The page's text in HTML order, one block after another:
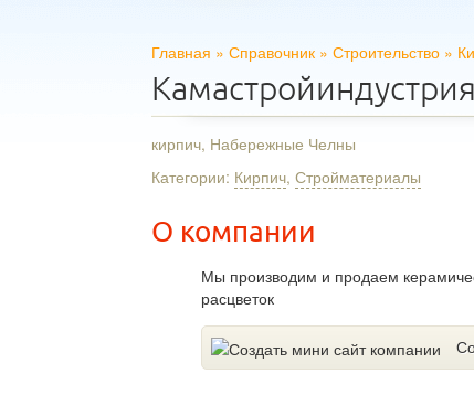
Главная » Справочник » Строительство »
кирпич, Набережные Челны
Категории: Кирпич, Стройматериалы
О компании
Мы производим и продаем
расцветок